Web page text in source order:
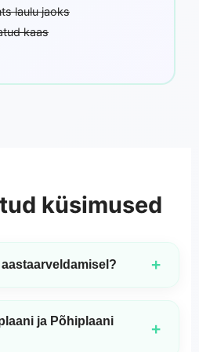
laulu jaoks
kaas
küsimused
+
meie uusimale ja kõige
ning äriliseks kasutamiseks
ja Põhiplaani
+